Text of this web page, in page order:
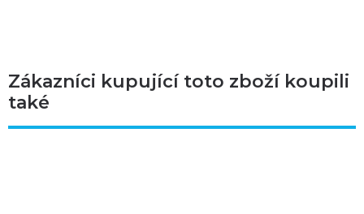
Zákazníci kupující toto zboží koupili
také